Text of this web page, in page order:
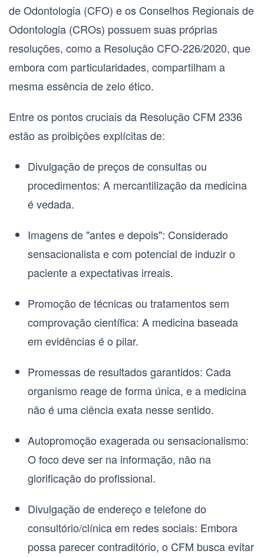
de Odontologia (CFO) e os Conselhos Regionais de
Odontologia (CROs) possuem suas próprias
resoluções, como a Resolução CFO-226/2020, que
embora com particularidades, compartilham a
mesma essência de zelo ético.
Entre os pontos cruciais da Resolução CFM 2336
estão as proibições explícitas de:
Divulgação de preços de consultas ou
procedimentos: A mercantilização da medicina
é vedada.
Imagens de "antes e depois": Considerado
sensacionalista e com potencial de induzir o
paciente a expectativas irreais.
Promoção de técnicas ou tratamentos sem
comprovação científica: A medicina baseada
em evidências é o pilar.
Promessas de resultados garantidos: Cada
organismo reage de forma única, e a medicina
não é uma ciência exata nesse sentido.
Autopromoção exagerada ou sensacionalismo:
O foco deve ser na informação, não na
glorificação do profissional.
Divulgação de endereço e telefone do
consultório/clínica em redes sociais: Embora
possa parecer contraditório, o CFM busca evitar